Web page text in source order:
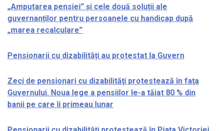
„Amputarea pensiei” și cele două soluții ale
guvernanților pentru persoanele cu handicap după
„marea recalculare”
Pensionarii cu dizabilități au protestat la Guvern
Zeci de pensionari cu dizabilităţi protestează în faţa
Guvernului. Noua lege a pensiilor le-a tăiat 80 % din
banii pe care îi primeau lunar